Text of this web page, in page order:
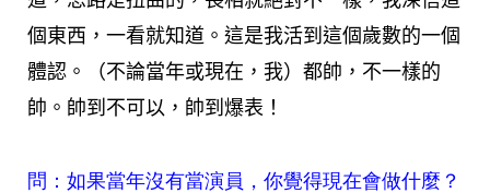
個東西，一看就知道。這是我活到這個歲數的一個
體認。（不論當年或現在，我）都帥，不一樣的
帥。帥到不可以，帥到爆表！
問：如果當年沒有當演員，你覺得現在會做什麼？